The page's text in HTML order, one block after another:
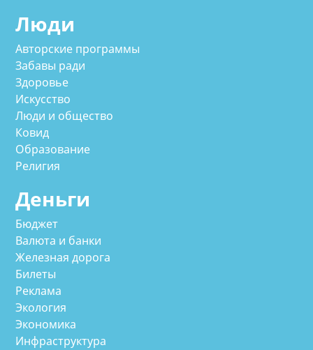
Люди
Авторские программы
Забавы ради
Здоровье
Искусство
Люди и общество
Ковид
Образование
Религия
Деньги
Бюджет
Валюта и банки
Железная дорога
Билеты
Реклама
Экология
Экономика
Инфраструктура